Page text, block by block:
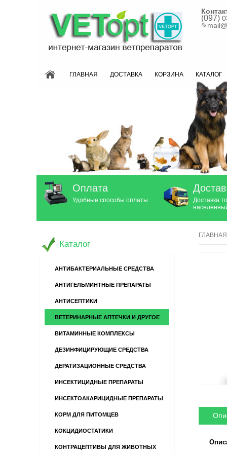
(097)
✎
ГЛАВНАЯ ДОСТАВКА КОРЗИНА КАТАЛОГ
Оплата
Удобные способы оплаты
Доставка
ГЛАВНАЯ
Каталог
АНТИБАКТЕРИАЛЬНЫЕ СРЕДСТВА
АНТИГЕЛЬМИНТНЫЕ ПРЕПАРАТЫ
АНТИСЕПТИКИ
ВЕТЕРИНАРНЫЕ АПТЕЧКИ И ДРУГОЕ
ВИТАМИННЫЕ КОМПЛЕКСЫ
ДЕЗИНФИЦИРУЮЩИЕ СРЕДСТВА
ДЕРАТИЗАЦИОННЫЕ СРЕДСТВА
ИНСЕКТИЦИДНЫЕ ПРЕПАРАТЫ
ИНСЕКТОАКАРИЦИДНЫЕ ПРЕПАРАТЫ
КОРМ ДЛЯ ПИТОМЦЕВ
КОКЦИДИОСТАТИКИ
КОНТРАЦЕПТИВЫ ДЛЯ ЖИВОТНЫХ